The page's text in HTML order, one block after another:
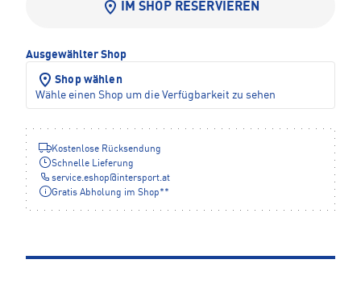
IM SHOP RESERVIEREN
Ausgewählter Shop
Shop wählen
Wähle einen Shop um die Verfügbarkeit zu sehen
Kostenlose Rücksendung
Schnelle Lieferung
service.eshop@intersport.at
Gratis Abholung im Shop**